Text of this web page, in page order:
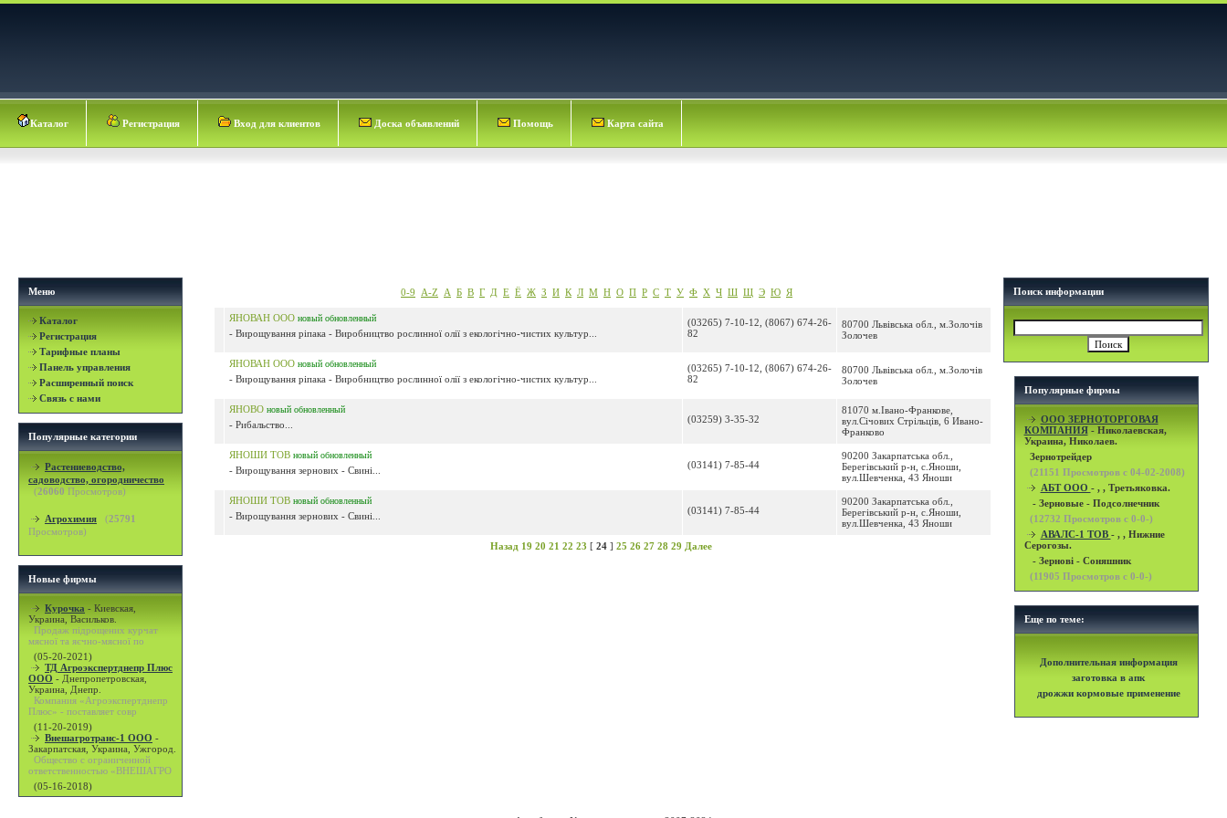
Каталог Регистрация Вход для клиентов Доска объявлений Помощь Карта сайта
Меню
Каталог
Регистрация
Тарифные планы
Панель управления
Расширенный поиск
Связь с нами
Популярные категории
Растениеводство,
садоводство, огородничество
(26060 Просмотров)
Агрохимия (25791
Просмотров)
Новые фирмы
Курочка - Киевская,
Украина, Васильков.
Продаж підрощених курчат
мясної та яєчно-мясної по
(05-20-2021)
ТД Агроэкспертднепр Плюс
ООО - Днепропетровская,
Украина, Днепр.
Компания «Агроэкспертднепр
Плюс» - поставляет совр
(11-20-2019)
Внешагротранс-1 ООО -
Закарпатская, Украина, Ужгород.
Общество с ограниченной
ответственностью «ВНЕШАГРО
(05-16-2018)
0-9 A-Z А Б В Г Д Е Ё Ж З И К Л М Н О П Р С Т У Ф Х Ч Ш Щ Э Ю Я
ЯНОВАН ООО новый обновленный
- Вирощування ріпака - Виробництво рослинної олії з екологічно-чистих культур...
(03265) 7-10-12, (8067) 674-26-
82
80700 Львівська обл., м.Золочів
Золочев
ЯНОВАН ООО новый обновленный
- Вирощування ріпака - Виробництво рослинної олії з екологічно-чистих культур...
(03265) 7-10-12, (8067) 674-26-
82
80700 Львівська обл., м.Золочів
Золочев
ЯНОВО новый обновленный
- Рибальство... (03259) 3-35-32
81070 м.Івано-Франкове,
вул.Січових Стрільців, 6 Ивано-
Франково
ЯНОШИ ТОВ новый обновленный
- Вирощування зернових - Свині... (03141) 7-85-44
90200 Закарпатська обл.,
Берегівський р-н, с.Яноши,
вул.Шевченка, 43 Яноши
ЯНОШИ ТОВ новый обновленный
- Вирощування зернових - Свині... (03141) 7-85-44
90200 Закарпатська обл.,
Берегівський р-н, с.Яноши,
вул.Шевченка, 43 Яноши
Назад 19 20 21 22 23 [ 24] 25 26 27 28 29 Далее
Поиск информации
Популярные фирмы
OOO ЗЕРНОТОРГОВАЯ
КОМПАНИЯ- Николаевская,
Украина, Николаев.
Зернотрейдер
(21151 Просмотров с 04-02-2008)
АБТ ООО - , , Третьяковка.
- Зерновые - Подсолнечник
(12732 Просмотров с 0-0-)
АВАЛС-1 ТОВ - , , Нижние
Серогозы.
- Зернові - Соняшник
(11905 Просмотров с 0-0-)
Еще по теме:
Дополнительная информация
заготовка в апк
дрожжи кормовые применение